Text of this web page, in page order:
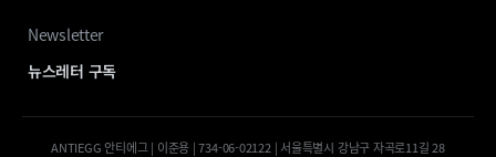
Newsletter
뉴스레터 구독
ANTIEGG 안티에그 | 이준용 | 734-06-02122 | 서울특별시 강남구 자곡로11길 28